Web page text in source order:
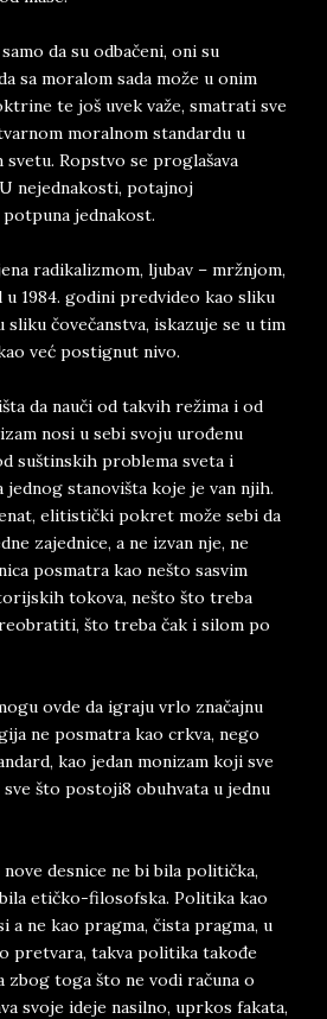
da su odbačeni, oni su
sa moralom sada može u onim
te još uvek važe, smatrati sve
moralnom standardu u
Ropstvo se proglašava
nejednakosti, potajnoj
jednakost.
radikalizmom, ljubav – mržnjom,
1984. godini predvideo kao sliku
sliku čovečanstva, iskazuje se u tim
već postignut nivo.
da nauči od takvih režima i od
nosi u sebi svoju urođenu
suštinskih problema sveta i
jednog stanovišta koje je van njih.
elitistički pokret može sebi da
zajednice, a ne izvan nje, ne
posmatra kao nešto sasvim
tokova, nešto što treba
što treba čak i silom po
ovde da igraju vrlo značajnu
ne posmatra kao crkva, nego
kao jedan monizam koji sve
što postoji8 obuhvata u jednu
desnice ne bi bila politička,
etičko-filosofska. Politika kao
a ne kao pragma, čista pragma, u
pretvara, takva politika takođe
zbog toga što ne vodi računa o
svoje ideje nasilno, uprkos fakata,